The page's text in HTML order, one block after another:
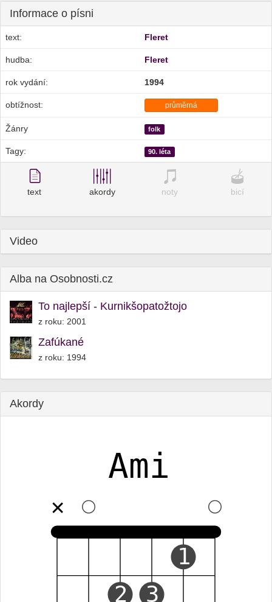
Informace o písni
text: Fleret
hudba: Fleret
rok vydání: 1994
obtížnost: průměrná
Žánry folk
Tagy: 90. léta
text akordy noty bicí
Video
Alba na Osobnosti.cz
To najlepší - Kurnikšopatožtojo
z roku: 2001
Zafúkané
z roku: 1994
Akordy
Ami
✕
2 3
1